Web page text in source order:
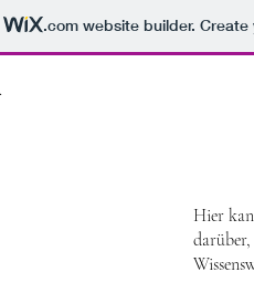
.comwebsite builder. Create
Hier